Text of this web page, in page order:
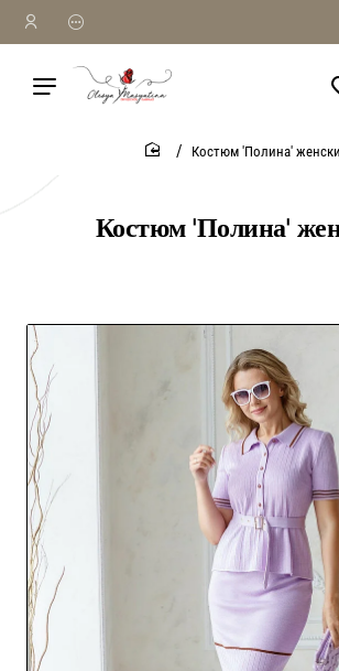
Костюм 'Полина'
Костюм 'Полина'